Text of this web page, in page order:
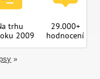
trhu
2009
29.000+
hodnocení
»